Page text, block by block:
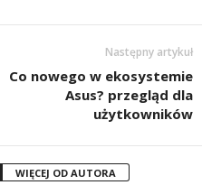
Następny artykuł
Co nowego w ekosystemie
Asus? przegląd dla
użytkowników
WIĘCEJ OD AUTORA